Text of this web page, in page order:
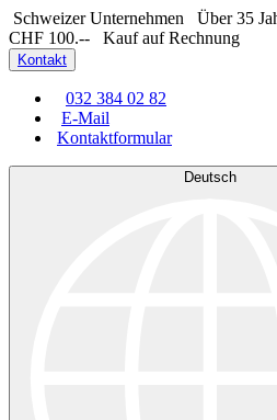
Schweizer Unternehmen Über 35
CHF 100.--
Kauf auf Rechnung
Kontakt
032 384 02 82
E-Mail
Kontaktformular
Deutsch